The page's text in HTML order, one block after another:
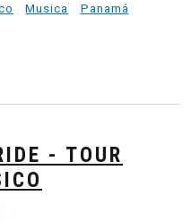
Musica
Panamá
- TOUR